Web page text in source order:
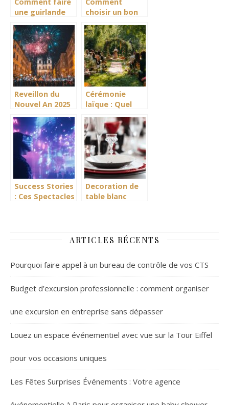
une guirlande
crepon : 5
etapes faciles
pour une
decoration de
mariage
feerique
choisir un bon
un cadeau
d’anniversaire
qui fait mouche
Reveillon du
Nouvel An 2025
comparatif des
plus belles
soirees
dansantes
Cérémonie
laïque : Quel
pour symboliser
votre union ?
Success Stories
: Ces Spectacles
Decoration de
table blanc
parfaite d’une
ARTICLES RÉCENTS
Pourquoi faire appel à un bureau de contrôle de vos CTS
Budget d’excursion professionnelle : comment organiser
une excursion en entreprise sans dépasser
Louez un espace événementiel avec vue sur la Tour Eiffel
pour vos occasions uniques
Les Fêtes Surprises Événements : Votre agence